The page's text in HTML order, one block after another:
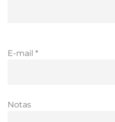
E-mail *
Notas